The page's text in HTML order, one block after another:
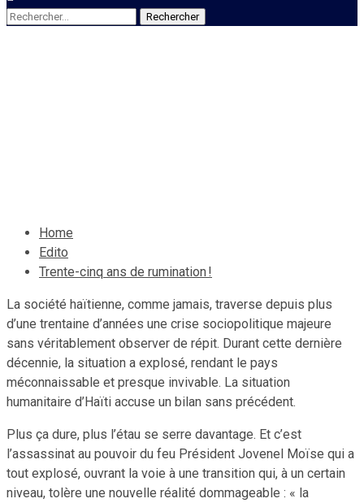
Rechercher :
Home
Edito
Trente-cinq ans de rumination !
La société haïtienne, comme jamais, traverse depuis plus
d’une trentaine d’années une crise sociopolitique majeure
sans véritablement observer de répit. Durant cette dernière
décennie, la situation a explosé, rendant le pays
méconnaissable et presque invivable. La situation
humanitaire d’Haïti accuse un bilan sans précédent.
Plus ça dure, plus l’étau se serre davantage. Et c’est
l’assassinat au pouvoir du feu Président Jovenel Moïse qui a
tout explosé, ouvrant la voie à une transition qui, à un certain
niveau, tolère une nouvelle réalité dommageable : « la